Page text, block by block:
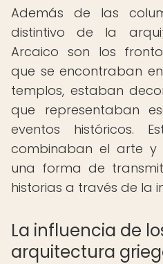
Además de las
distintivo de la
Arcaico son los
que se encontraban
templos, estaban
que representaban
eventos históricos.
combinaban el arte y
una forma de
historias a través de la
La influencia de
arquitectura